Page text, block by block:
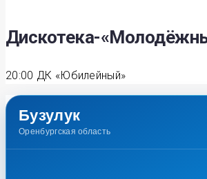
Дискотека-
20:00 ДК «Юбилейный»
Бузулук
Оренбургская область